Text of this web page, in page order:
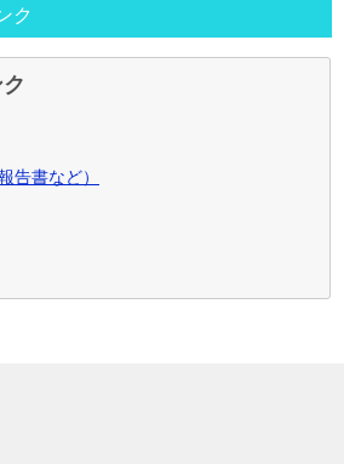
ﾂｺﾂ長期間、実践して利益を積上げて行
ずつ増やす目標。
く上回り500万円の大損分を取り戻す
に増えたのでIPO投資資金を500万円
ﾀﾞﾘｰ･ﾛﾎﾞｱﾄﾞﾊﾞｲｻﾞｰ･ｿｰｼｬﾙﾚﾝﾃﾞｨﾝｸﾞ･暴
ク
告書など）